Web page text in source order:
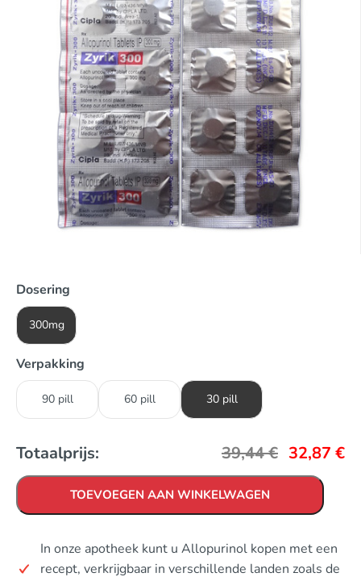
Dosering
300mg
Verpakking
90 pill 60 pill 30 pill
Totaalprijs: 39,44€ 32,87 €
TOEVOEGEN AAN WINKELWAGEN
In onze apotheek kunt u Allopurinol kopen met een
recept, verkrijgbaar in verschillende landen zoals de